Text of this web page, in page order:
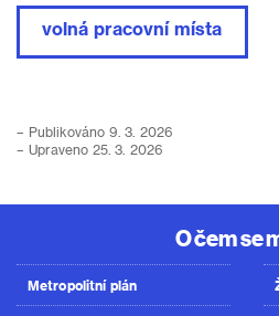
volná pracovní místa
– Publikováno 9. 3. 2026
– Upraveno 25. 3. 2026
O čem se
Metropolitní plán